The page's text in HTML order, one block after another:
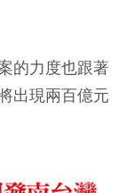
的力度也跟著
出現兩百億元